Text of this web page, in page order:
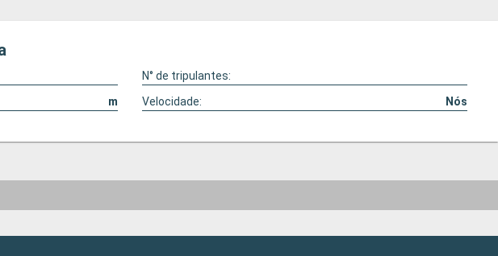
N° de tripulantes:
m Velocidade: Nós